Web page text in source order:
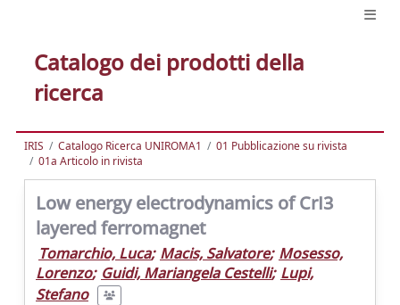
Catalogo dei prodotti della
ricerca
IRIS Catalogo Ricerca UNIROMA1
01 Pubblicazione su rivista
01a Articolo in rivista
Low energy electrodynamics of CrI3
layered ferromagnet
Tomarchio, Luca; Macis, Salvatore; Mosesso,
Lorenzo; Guidi, Mariangela Cestelli; Lupi,
Stefano